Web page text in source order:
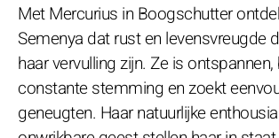
Met Mercurius in Boogschutter
Semenya dat rust en levensvreugde
haar vervulling zijn. Ze is
constante stemming en zoekt
geneugten. Haar natuurlijke